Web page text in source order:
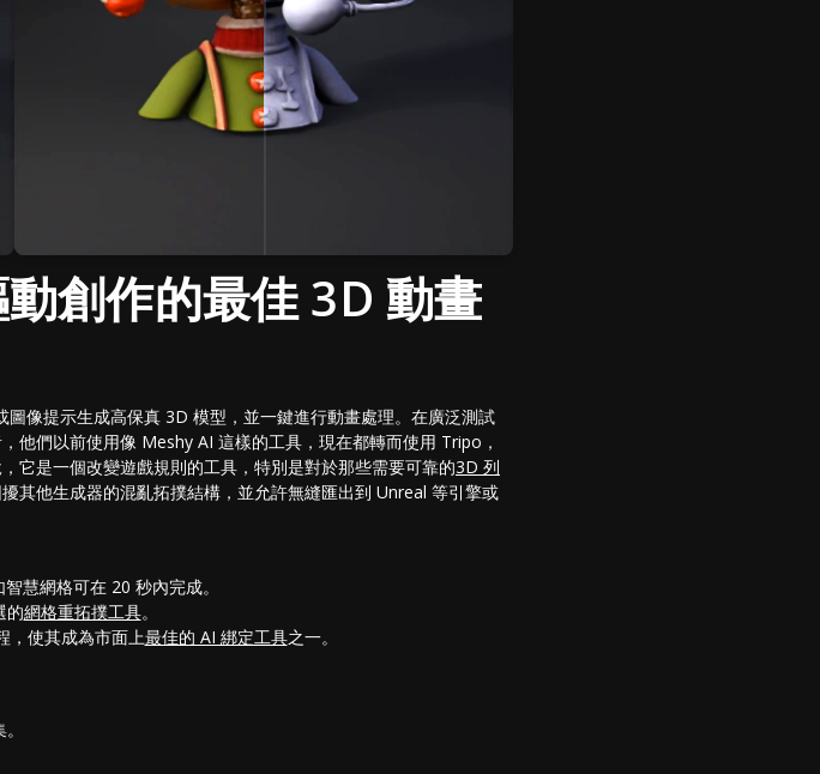
創作的最佳 3D 動畫
像提示生成高保真 3D 模型，並一鍵進行動畫處理。在廣泛測試
他們以前使用像 Meshy AI 這樣的工具，現在都轉而使用 Tripo，
它是一個改變遊戲規則的工具，特別是對於那些需要可靠的3D 列
其他生成器的混亂拓撲結構，並允許無縫匯出到 Unreal 等引擎或
慧網格可在 20 秒內完成。
的網格重拓撲工具。
，使其成為市面上最佳的 AI 綁定工具之一。